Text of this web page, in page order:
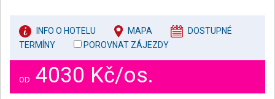
INFO O HOTELU MAPA
DOSTUPNÉ
TERMÍNY
POROVNAT ZÁJEZDY
OD 4030 Kč/os.